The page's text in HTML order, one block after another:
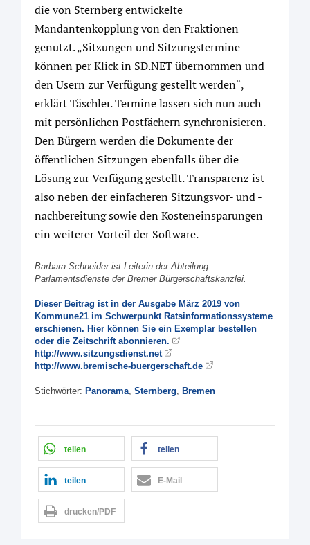
die von Sternberg entwickelte
Mandantenkopplung von den Fraktionen
genutzt. „Sitzungen und Sitzungstermine
können per Klick in SD.NET übernommen und
den Usern zur Verfügung gestellt werden“,
erklärt Täschler. Termine lassen sich nun auch
mit persönlichen Postfächern synchronisieren.
Den Bürgern werden die Dokumente der
öffentlichen Sitzungen ebenfalls über die
Lösung zur Verfügung gestellt. Transparenz ist
also neben der einfacheren Sitzungsvor- und -
nachbereitung sowie den Kosteneinsparungen
ein weiterer Vorteil der Software.
Barbara Schneider ist Leiterin der Abteilung
Parlamentsdienste der Bremer Bürgerschaftskanzlei.
Dieser Beitrag ist in der Ausgabe März 2019 von
Kommune21 im Schwerpunkt Ratsinformationssysteme
erschienen. Hier können Sie ein Exemplar bestellen
oder die Zeitschrift abonnieren.
http://www.sitzungsdienst.net
http://www.bremische-buergerschaft.de
Stichwörter: Panorama, Sternberg, Bremen
teilen teilen
teilen E-Mail
drucken/PDF